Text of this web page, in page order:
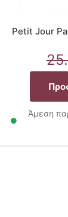
Petit Jour
Άμεση